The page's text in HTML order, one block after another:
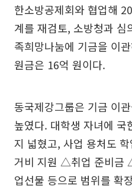
한소방공제회와 협업해
계를 재검토, 소방청과
족희망나눔에 기금을 이
원금은 16억 원이다.
동국제강그룹은 기금 이
높였다. 대학생 자녀에 국
지 넓혔고, 사업 용처도
거비 지원 △취업 준비금
업선물 등으로 범위를 확